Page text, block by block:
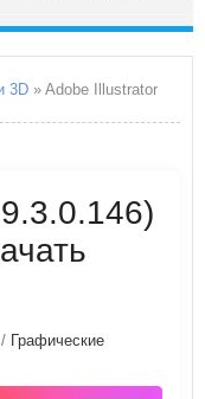
3D » Adobe Illustrator
/ Графические